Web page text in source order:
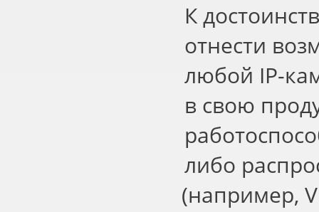
К
отнести
любой IP-
в свою
либо
(например,